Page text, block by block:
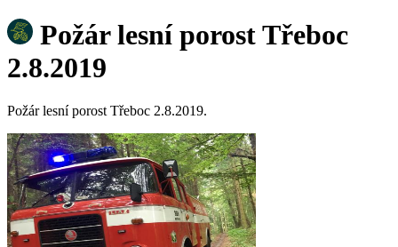
Požár lesní porost Třeboc
2.8.2019
Požár lesní porost Třeboc 2.8.2019.